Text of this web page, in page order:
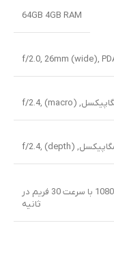
64GB 4GB RAM
فیلم برداری 1080p با سرعت 30 فریم در
ثانیه